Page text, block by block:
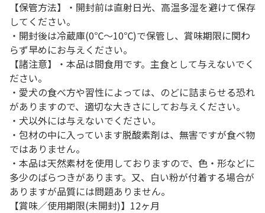
【保管方法】・開封前は直射日光、高温多湿を避けて保存
してください。
・開封後は冷蔵庫(0℃～10℃)で保管し、賞味期限に関わ
らず早めにお与えください。
【諸注意】・本品は間食用です。主食として与えないでく
ださい。
・愛犬の食べ方や習性によっては、のどに詰まらせる恐れ
がありますので、適切な大きさにしてお与えください。
・犬以外には与えないでください。
・包材の中に入っています脱酸素剤は、無害ですが食べ物
ではありません。
・本品は天然素材を使用しておりますので、色・形などに
多少のばらつきがあります。又、白い粉が付着する場合が
ありますが品質には問題ありません。
【賞味／使用期限(未開封)】12ヶ月